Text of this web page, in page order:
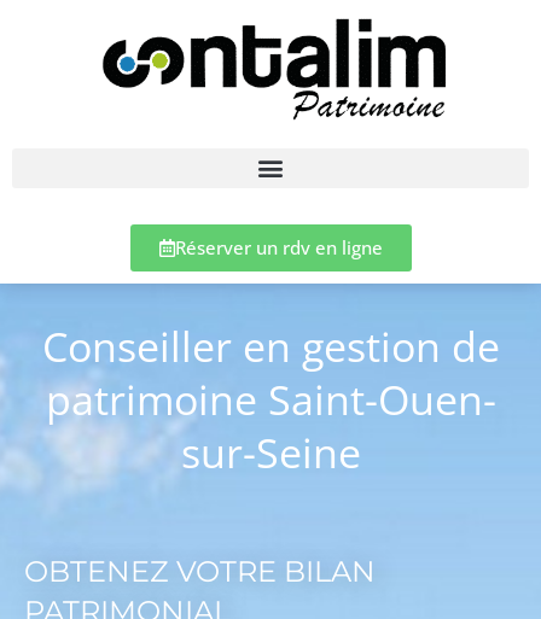
Réserver un rdv en ligne
Conseiller en gestion de
patrimoine Saint-Ouen-
sur-Seine
OBTENEZ VOTRE BILAN
PATRIMONIAL